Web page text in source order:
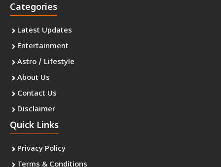
Categories
Latest Updates
Entertainment
Astro / Lifestyle
About Us
Contact Us
Disclaimer
Quick Links
Privacy Policy
Terms & Conditions